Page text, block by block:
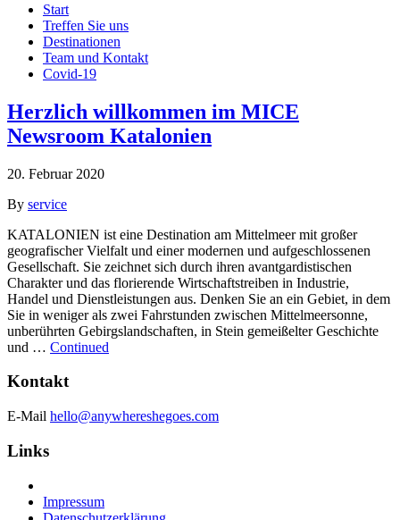
Start
Treffen Sie uns
Destinationen
Team und Kontakt
Covid-19
Herzlich willkommen im MICE
Newsroom Katalonien
20. Februar 2020
By service
KATALONIEN ist eine Destination am Mittelmeer mit großer
geografischer Vielfalt und einer modernen und aufgeschlossenen
Gesellschaft. Sie zeichnet sich durch ihren avantgardistischen
Charakter und das florierende Wirtschaftstreiben in Industrie,
Handel und Dienstleistungen aus. Denken Sie an ein Gebiet, in dem
Sie in weniger als zwei Fahrstunden zwischen Mittelmeersonne,
unberührten Gebirgslandschaften, in Stein gemeißelter Geschichte
und … Continued
Kontakt
E-Mail hello@anywhereshegoes.com
Links
Impressum